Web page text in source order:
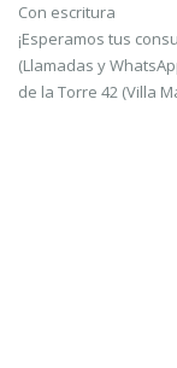
Con escritura
¡Esperamos tus
(Llamadas y
de la Torre 42 (Villa